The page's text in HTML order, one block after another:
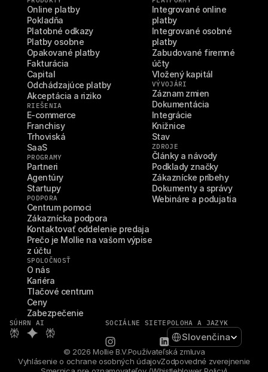
Online platby
Pokladňa
Platobné odkazy
Platby osobne
Opakované platby
Fakturácia
Capital
Odchádzajúce platby
Akceptácia a riziko
RIEŠENIA
E-commerce
Franchisy
Trhoviská
SaaS
PROGRAMY
Partneri
Agentúry
Startupy
PODPORA
Centrum pomoci
Zákaznícka podpora
Kontaktovať oddelenie predaja
Prečo je Mollie na vašom výpise
z účtu
SPOLOČNOSŤ
O nás
Kariéra
Tlačové centrum
Ceny
Zabezpečenie
Integrované online
platby
Integrované osobné
platby
Zabudované firemné
účty
Vložený kapitál
VÝVOJÁRI
Záznam zmien
Dokumentácia
Integrácie
Knižnice
Stav
ZDROJE
Články a návody
Podklady značky
Zákaznícke príbehy
Dokumenty a správy
Webináre a podujatia
SÚHRN AI SOCIÁLNE SIETE POLOHA A JAZYK
Select Language
Slovenčina
© 2026 Mollie B.V.Používateľská zmluva
Vyhlásenie o ochrane osobných údajovZodpovedné zverejnenie